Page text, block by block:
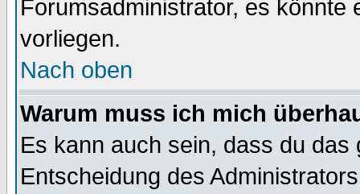
Forumsadministrator, es könnte
vorliegen.
Nach oben
Warum muss ich mich
Es kann auch sein, dass du
Entscheidung des